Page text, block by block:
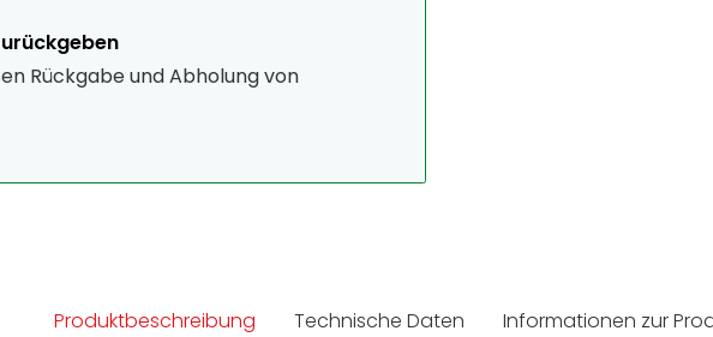
Rückgabe und Abholung von
Produktbeschreibung Technische Daten Informationen zur